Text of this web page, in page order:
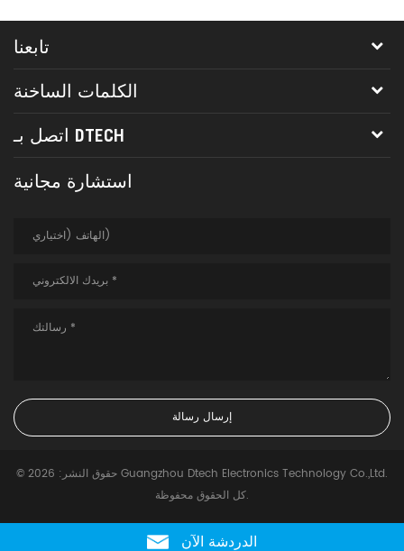
تابعنا
الكلمات الساخنة
اتصل بـ DTECH
استشارة مجانية
© حقوق النشر: 2026 Guangzhou Dtech Electronics Technology Co.,Ltd.
كل الحقوق محفوظة.
الدردشة الآن